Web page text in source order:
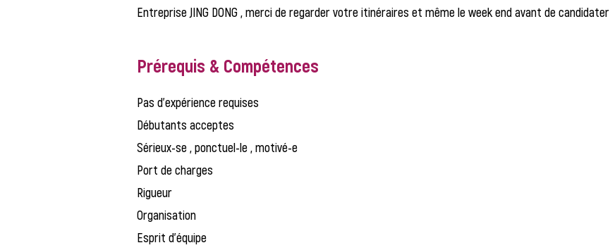
Entreprise JING DONG , merci de regarder votre itinéraires et même le week end avant de candidater
Prérequis & Compétences
Pas d'expérience requises
Débutants acceptes
Sérieux-se , ponctuel-le , motivé-e
Port de charges
Rigueur
Organisation
Esprit d'équipe